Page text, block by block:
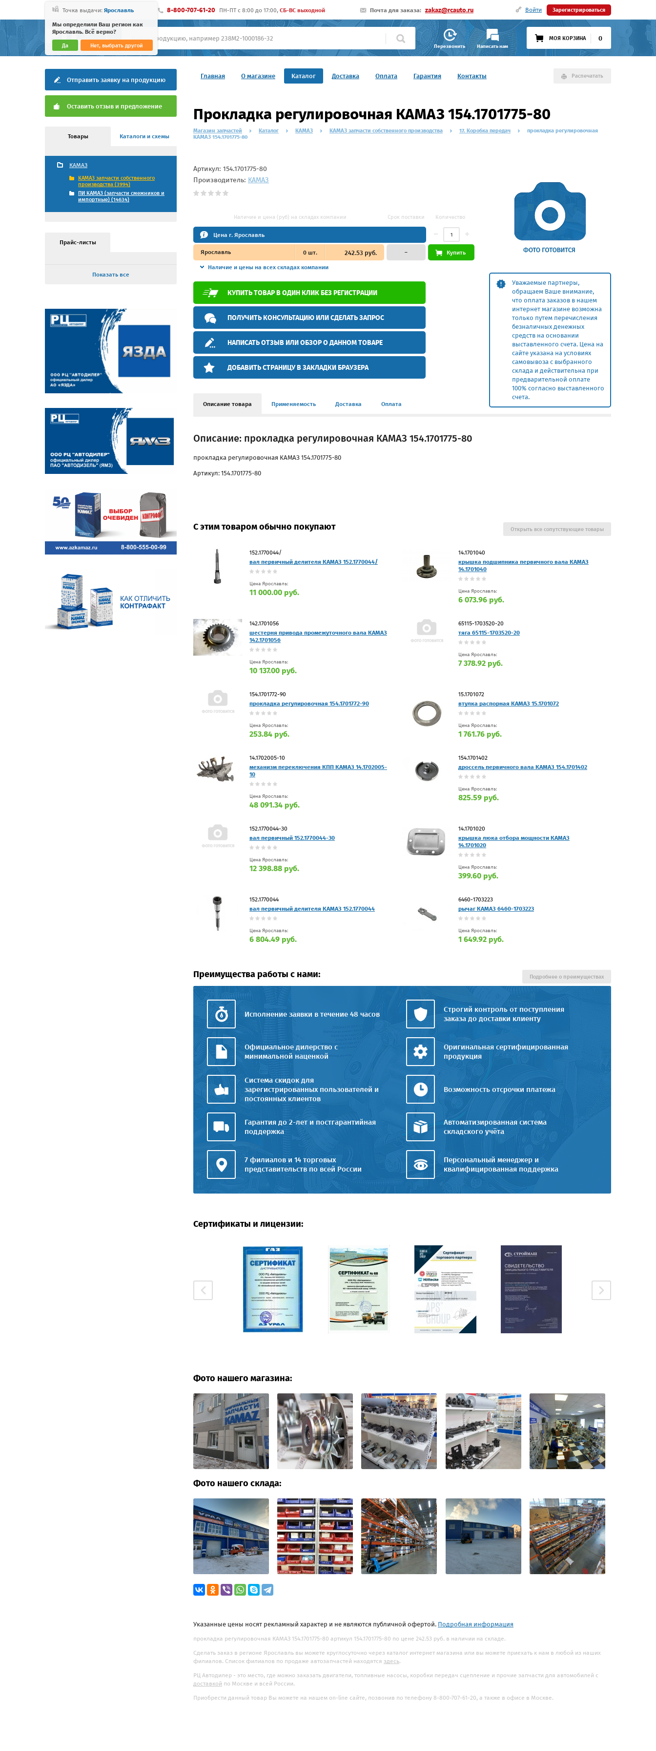
Точка выдачи: Ярославль
Мы определили Ваш регион как
Ярославль. Всё верно?
Да Нет, выбрать другой
8-800-707-61-20 ПН-ПТ c 8:00 до 17:00, СБ-ВС выходной Почта для заказа: zakaz@rcauto.ru Войти Зарегистрироваться
Перезвонить Написать нам
МОЯ КОРЗИНА 0
Главная О магазине Каталог Доставка Оплата Гарантия Контакты Распечатать
Отправить заявку на продукцию
Оставить отзыв и предложение
Товары Каталоги и схемы
КАМАЗ
КАМАЗ запчасти собственного
производства (3994)
ПИ КАМАЗ (запчасти смежников и
импортные) (14634)
Прайс-листы
Показать все
Прокладка регулировочная КАМАЗ 154.1701775-80
Магазин запчастей Каталог КАМАЗ КАМАЗ запчасти собственного производства 17. Коробка передач
прокладка регулировочная
КАМАЗ 154.1701775-80
Уважаемые партнеры,
обращаем Ваше внимание,
что оплата заказов в нашем
интернет магазине возможна
только путем перечисления
безналичных денежных
средств на основании
выставленного счета. Цена на
сайте указана на условиях
самовывоза с выбранного
склада и действительна при
предварительной оплате
100% согласно выставленного
счета.
Артикул: 154.1701775-80
Производитель: КАМАЗ
Наличие и цена (руб) на складах компании Срок поставки Количество
Цена г. Ярославль
Ярославль 0шт. 242.53 руб.
Наличие и цены на всех складах компании
– Купить
КУПИТЬ ТОВАР В ОДИН КЛИК БЕЗ РЕГИСТРАЦИИ
ПОЛУЧИТЬ КОНСУЛЬТАЦИЮ ИЛИ СДЕЛАТЬ ЗАПРОС
НАПИСАТЬ ОТЗЫВ ИЛИ ОБЗОР О ДАННОМ ТОВАРЕ
ДОБАВИТЬ СТРАНИЦУ В ЗАКЛАДКИ БРАУЗЕРА
Описание товара Применяемость Доставка Оплата
Описание: прокладка регулировочная КАМАЗ 154.1701775-80
прокладка регулировочная КАМАЗ 154.1701775-80
Артикул: 154.1701775-80
С этим товаром обычно покупают
152.1770044/
вал первичный делителя КАМАЗ 152.1770044/
Цена Ярославль:
11 000.00 руб.
14.1701040
крышка подшипника первичного вала КАМАЗ
14.1701040
Цена Ярославль:
6 073.96 руб.
142.1701056
шестерня привода промежуточного вала КАМАЗ
142.1701056
Цена Ярославль:
10 137.00 руб.
65115-1703520-20
тяга 65115-1703520-20
Цена Ярославль:
7 378.92 руб.
154.1701772-90
прокладка регулировочная 154.1701772-90
Цена Ярославль:
253.84 руб.
15.1701072
втулка распорная КАМАЗ 15.1701072
Цена Ярославль:
1 761.76 руб.
14.1702005-10
механизм переключения КПП КАМАЗ 14.1702005-
10
Цена Ярославль:
48 091.34 руб.
154.1701402
дроссель первичного вала КАМАЗ 154.1701402
Цена Ярославль:
825.59 руб.
152.1770044-30
вал первичный 152.1770044-30
Цена Ярославль:
12 398.88 руб.
14.1701020
крышка люка отбора мощности КАМАЗ
14.1701020
Цена Ярославль:
399.60 руб.
152.1770044
вал первичный делителя КАМАЗ 152.1770044
Цена Ярославль:
6 804.49 руб.
6460-1703223
рычаг КАМАЗ 6460-1703223
Цена Ярославль:
1 649.92 руб.
Открыть все сопутствующие товары
Преимущества работы с нами:
Исполнение заявки в течение 48 часов
Строгий контроль от поступления
заказа до доставки клиенту
Официальное дилерство с
минимальной наценкой
Оригинальная сертифицированная
продукция
Система скидок для
зарегистрированных пользователей и
постоянных клиентов
Возможность отсрочки платежа
Гарантия до 2-лет и постгарантийная
поддержка
Автоматизированная система
складского учёта
7 филиалов и 14 торговых
представительств по всей России
Персональный менеджер и
квалифицированная поддержка
Подробнее о преимуществах
Сертификаты и лицензии:
Фото нашего магазина:
Фото нашего склада:
Указанные цены носят рекламный характер и не являются публичной офертой. Подробная информация
прокладка регулировочная КАМАЗ 154.1701775-80 артикул 154.1701775-80 по цене 242.53 руб. в наличии на складе.
Сделать заказ в регионе Ярославль вы можете круглосуточно через каталог интернет магазина или вы можете приехать к нам в любой из наших
филиалов. Список филиалов по продаже автозапчастей находятся здесь.
РЦ Автодилер - это место, где можно заказать двигатели, топливные насосы, коробки передач сцепление и прочие запчасти для автомобилей с
доставкой по Москве и всей России.
Приобрести данный товар Вы можете на нашем on-line сайте, позвонив по телефону 8-800-707-61-20, а также в офисе в Москве.